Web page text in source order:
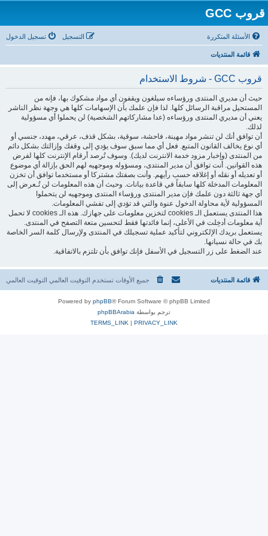
قروب GCC
الأسئلة المتكررة تسجيل الدخول التسجيل
قائمة المنتديات
قروب GCC - شروط الاستخدام
حيث أن مديري المنتدى ورؤساءه سيلغون ويقفون أي مواد مشكوك بها، فإنه من
المستحيل مراقبة الرسائل كلها. لذا فإن علمك بأن الإسهامات كلها هي وجهة نظر الناشر
يعني أن مديري المنتدى ورؤساءه (عدا مشاركاتهم الشخصية) لن يحملوا أي مسؤولية
لذلك.
أن توافق أنك لن تنشر مواد مهينة، فاحشة، سوقية، بشكل قذف، عرقي، مهدد، جنسي أو
أي نوع يخالف القانون المتبع. فعل أي مما سبق سوف يؤدي إلى وقفك وإزالتك بشكل دائم
من المنتدى (وإخبار مزود خدمة الانترنت لديك). وسوف تُرصد أرقام الإنترنت كلها لفرض
هذه القوانين. أنت توافق أن مدير المنتدى، ومسؤوله وموجهيه لهم الحق بإزالة أي موضوع
أو تعديله أو نقله أو إغلاقه حسب رأيهم. وأنت بصفتك مشتركا أو مستخدما توافق أن تخزن
المعلومات المدخلة كلها سابقاً في قاعدة بيانات. وحيث أن هذه المعلومات لن تُـعرض إلى
أي جهة ثالثة دون علمك فإن مدير المنتدى ورؤساء المنتدى وموجهيه لن يتحملوا
المسؤولية لأية محاولة الدخول عنوة والتي قد تؤدي إلى تفشي المعلومات.
هذا المنتدى يستعمل الـ cookies لتخزين معلومات على جهازك. هذه الـ cookies لا تحمل
أية معلومات أدخِلت في الأعلى، إنما فائدتها فقط لتحسين متعة التصفح في المنتدى.
يستعمل بريدك الإلكتروني لتأكيد عملية تسجيلك في المنتدى ولإرسال كلمة السر الخاصة
بك في حالة نسيانها.
عند الضغط على زر التسجيل في الأسفل فإنك توافق بأن تلتزم بالاتفاقية.
قائمة المنتديات جميع الأوقات تستخدم التوقيت العالمي التوقيت العالمي
Powered by phpBB® Forum Software © phpBB Limited
ترجم بواسطة phpBBArabia
PRIVACY_LINK
|
TERMS_LINK